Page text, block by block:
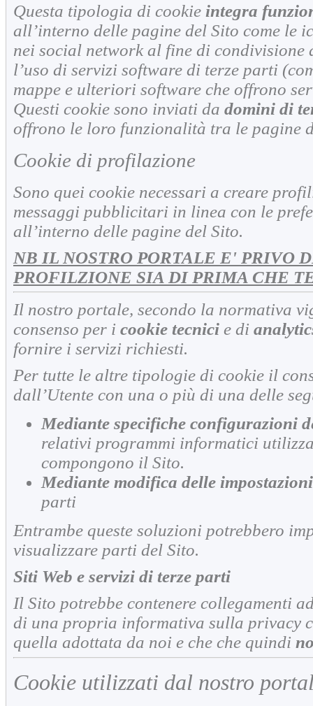
Questa tipologia di cookie integra
all’interno delle pagine del Sito come le
nei social network al fine di condivisione
l’uso di servizi software di terze parti
mappe e ulteriori software che offrono
Questi cookie sono inviati da domini di
offrono le loro funzionalità tra le pagine
Cookie di profilazione
Sono quei cookie necessari a creare
messaggi pubblicitari in linea con le
all’interno delle pagine del Sito.
NB IL NOSTRO PORTALE E' PRIVO
PROFILZIONE SIA DI PRIMA CHE
Il nostro portale, secondo la normativa
consenso per i cookie tecnici e di
fornire i servizi richiesti.
Per tutte le altre tipologie di cookie il
dall’Utente con una o più di una delle
Mediante specifiche configurazioni
relativi programmi informatici
compongono il Sito.
Mediante modifica delle impostazioni
parti
Entrambe queste soluzioni potrebbero
visualizzare parti del Sito.
Siti Web e servizi di terze parti
Il Sito potrebbe contenere collegamenti
di una propria informativa sulla privacy
quella adottata da noi e che che quindi
Cookie utilizzati dal nostro